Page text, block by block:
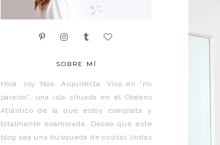
SOBRE MÍ
Hola, soy Noe. Arquitecta. Vivo en “mi
paraíso”, una isla situada en el Océano
Atlántico de la que estoy completa y
totalmente enamorada. Deseo que este
blog sea una búsqueda de cositas lindas